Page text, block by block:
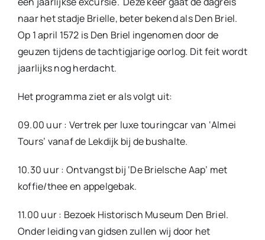
naar het stadje Brielle, beter bekend als Den Briel.
Op 1 april 1572 is Den Briel ingenomen door de
geuzen tijdens de tachtigjarige oorlog. Dit feit wordt
jaarlijks nog herdacht.
Het programma ziet er als volgt uit:
09.00 uur : Vertrek per luxe touringcar van ‘Almei
Tours’ vanaf de Lekdijk bij de bushalte.
10.30 uur : Ontvangst bij ‘De Brielsche Aap’ met
koffie/thee en appelgebak.
11.00 uur : Bezoek Historisch Museum Den Briel.
Onder leiding van gidsen zullen wij door het